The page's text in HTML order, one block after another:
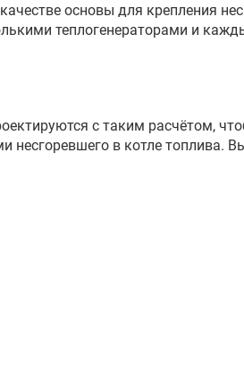
основы для крепления
теплогенераторами и
с таким расчётом,
в котле топлива.